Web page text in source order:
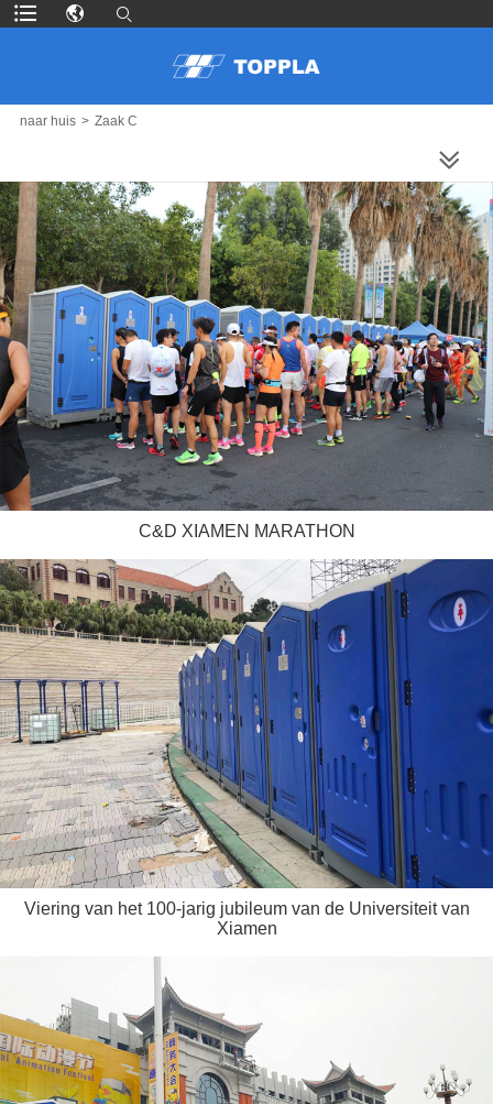
naar huis > Zaak C
C&D XIAMEN MARATHON
Viering van het 100-jarig jubileum van de Universiteit van
Xiamen